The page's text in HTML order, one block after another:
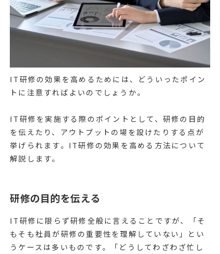
IT研修の効果を高めるためには、どういったポイン
トに注意すればよいのでしょうか。
IT研修を実施する際のポイントとして、研修の目的
を伝えたり、アウトプットの場を設けたりする点が
挙げられます。IT研修の効果を高める方法について
解説します。
研修の目的を伝える
IT研修に限らず研修全般に言えることですが、「そ
もそも社員が研修の重要性を理解していない」とい
うケースは多いものです。「どうしてわざわざ忙し